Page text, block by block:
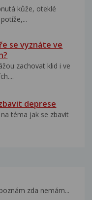
kůže, oteklé
se vyznáte ve
zachovat klid i ve
zbavit deprese
téma jak se zbavit
zda nemám...